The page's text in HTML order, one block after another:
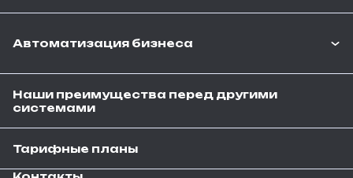
Автоматизация бизнеса
Наши преимущества перед другими
системами
Тарифные планы